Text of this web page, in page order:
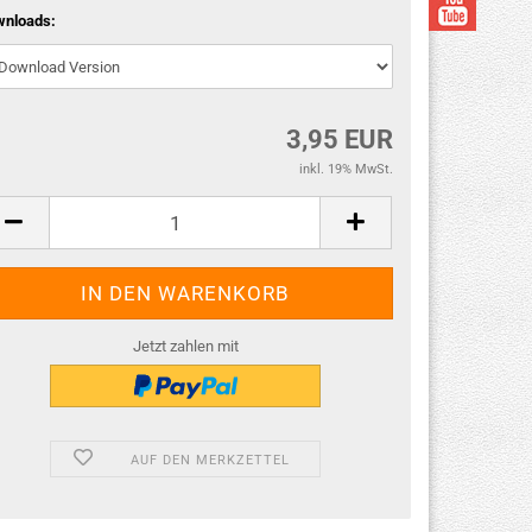
3,95 EUR
inkl. 19% MwSt.
Jetzt zahlen mit
AUF DEN MERKZETTEL